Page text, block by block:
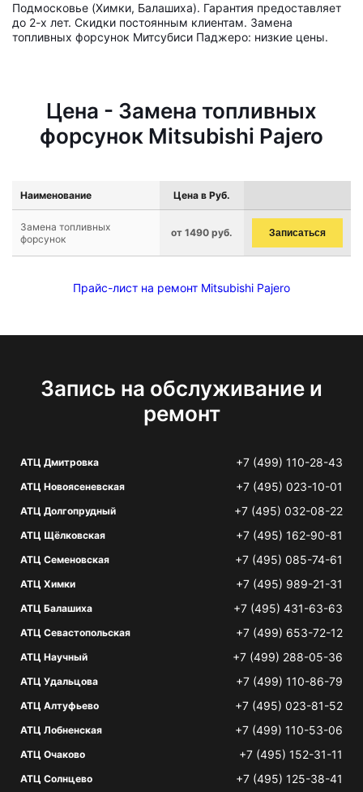
Подмосковье (Химки, Балашиха). Гарантия предоставляет
до 2-х лет. Скидки постоянным клиентам. Замена
топливных форсунок Митсубиси Паджеро: низкие цены.
Цена - Замена топливных
форсунок Mitsubishi Pajero
Наименование Цена в Руб.
Замена топливных
форсунок
от 1490 руб. Записаться
Прайс-лист на ремонт Mitsubishi Pajero
Запись на обслуживание и
ремонт
АТЦ Дмитровка +7 (499) 110-28-43
АТЦ Новоясеневская +7 (495) 023-10-01
АТЦ Долгопрудный +7 (495) 032-08-22
АТЦ Щёлковская +7 (495) 162-90-81
АТЦ Семеновская +7 (495) 085-74-61
АТЦ Химки +7 (495) 989-21-31
АТЦ Балашиха +7 (495) 431-63-63
АТЦ Севастопольская +7 (499) 653-72-12
АТЦ Научный +7 (499) 288-05-36
АТЦ Удальцова +7 (499) 110-86-79
АТЦ Алтуфьево +7 (495) 023-81-52
АТЦ Лобненская +7 (499) 110-53-06
АТЦ Очаково +7 (495) 152-31-11
АТЦ Солнцево +7 (495) 125-38-41